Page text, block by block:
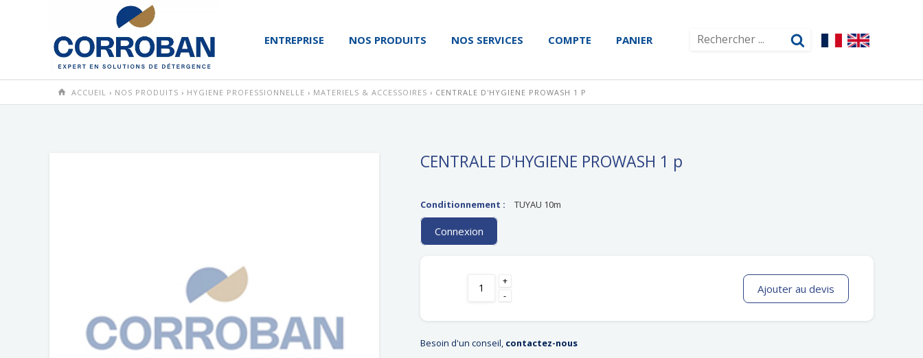
ENTREPRISE NOS PRODUITS NOS SERVICES COMPTE PANIER
ACCUEIL › NOS PRODUITS › HYGIENE PROFESSIONNELLE › MATERIELS & ACCESSOIRES › CENTRALE D'HYGIENE PROWASH 1 P
CENTRALE D'HYGIENE PROWASH 1 p
Conditionnement : TUYAU 10m
Connexion
+
-
Ajouter au devis
Besoin d'un conseil, contactez-nous